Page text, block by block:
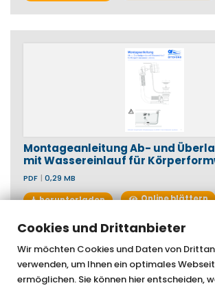
Cookies und Drittanbieter
Wir möchten Cookies und Daten von
verwenden, um Ihnen ein optimales
ermöglichen. Sie können hier entscheiden,
Montageanleitung Ab- und
mit Wassereinlauf für
PDF | 0,29 MB
herunterladen
Online blättern
OTTOFOND GmbH & Co. KG